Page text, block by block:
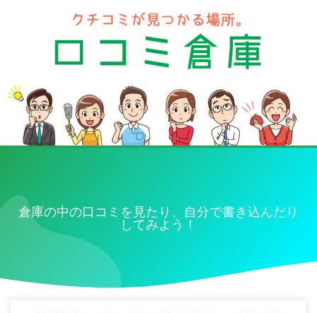
倉庫の中の口コミを見たり、自分で書き込んだり
してみよう！